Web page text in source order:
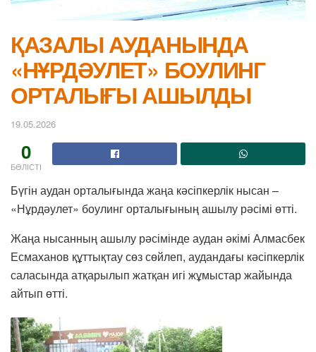
ҚАЗАЛЫ АУДАНЫНДА
«НҰРДӘУЛЕТ» БОУЛИНГ
ОРТАЛЫҒЫ АШЫЛДЫ
19.05.2026
0
БӨЛІСТІ
Бүгін аудан орталығында жаңа кәсіпкерлік нысан –
«Нұрдәулет» боулинг орталығының ашылу рәсімі өтті.
Жаңа нысанның ашылу рәсімінде аудан әкімі Алмасбек
Есмаханов құттықтау сөз сөйлеп, аудандағы кәсіпкерлік
саласында атқарылып жатқан игі жұмыстар жайында
айтып өтті.